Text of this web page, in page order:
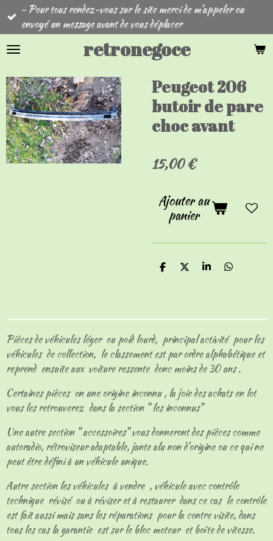
Passer
principal
retronegoce
- Pour tous rendez-vous sur le site merci de m'appeler ou
envoyé un message avant de vous déplacer
Peugeot 206
butoir de pare
choc avant
15,00 €
Ajouter au
panier
P
g
r
P
g
r
P
g
r
P
g
r
Pièces de véhicules léger ou poid lourd, principal activité pour les
véhicules de collection, le classement est par ordre alphabétique et
reprend ensuite aux voiture ressente donc moins de 30 ans .
Certaines pièces on une origine inconnu , la joie des achats en lot
vous les retrouverez dans la section " les inconnus"
Une autre section " accessoires" vous donneront des pièces comme
autoradio, rétroviseur adaptable, jante alu non d'origine ou ce qui ne
peut être défini à un véhicule unique.
Autre section les véhicules à vendre , véhicule avec contrôle
technique révisé ou à réviser et à restaurer dans ce cas le contrôle
est fait aussi mais sans les réparations pour la contre visite, dans
tous les cas la garantie est sur le bloc moteur et boîte de vitesse.